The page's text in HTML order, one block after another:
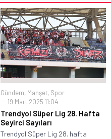
Gündem, Manşet, Spor
19 Mart 2025 11:04
Trendyol Süper Lig 28. Hafta
Seyirci Sayıları
Trendyol Süper Lig 28. hafta